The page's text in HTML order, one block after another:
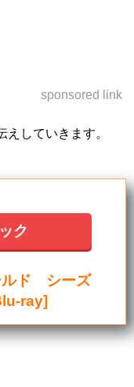
sponsored link
えしていきます。
ク
ルド シーズ
ray]